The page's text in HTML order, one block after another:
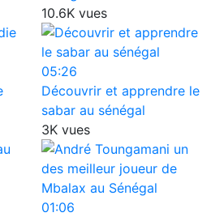
10.6K vues
05:26
Découvrir et apprendre le
sabar au sénégal
3K vues
01:06